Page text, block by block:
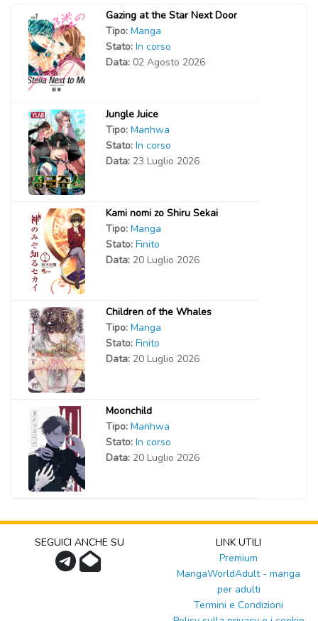
Gazing at the Star Next Door
Tipo: Manga
Stato: In corso
Data: 02 Agosto 2026
Jungle Juice
Tipo: Manhwa
Stato: In corso
Data: 23 Luglio 2026
Kami nomi zo Shiru Sekai
Tipo: Manga
Stato: Finito
Data: 20 Luglio 2026
Children of the Whales
Tipo: Manga
Stato: Finito
Data: 20 Luglio 2026
Moonchild
Tipo: Manhwa
Stato: In corso
Data: 20 Luglio 2026
SEGUICI ANCHE SU
LINK UTILI
Premium
MangaWorldAdult - manga
per adulti
Termini e Condizioni